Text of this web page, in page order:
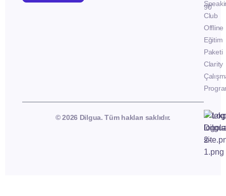
Club
Offline
Eğitim
Paketi
Clarity
90
© 2026 Dilgua. Tüm hakları saklıdır.